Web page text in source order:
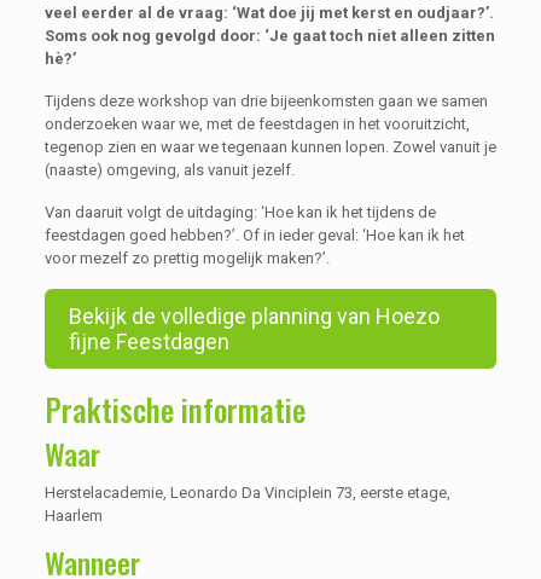
veel eerder al de vraag: ‘Wat doe jij met kerst en oudjaar?’.
Soms ook nog gevolgd door: ‘Je gaat toch niet alleen zitten
hè?’
Tijdens deze workshop van drie bijeenkomsten gaan we samen
onderzoeken waar we, met de feestdagen in het vooruitzicht,
tegenop zien en waar we tegenaan kunnen lopen. Zowel vanuit je
(naaste) omgeving, als vanuit jezelf.
Van daaruit volgt de uitdaging: ‘Hoe kan ik het tijdens de
feestdagen goed hebben?’. Of in ieder geval: ‘Hoe kan ik het
voor mezelf zo prettig mogelijk maken?’.
Bekijk de volledige planning van Hoezo
fijne Feestdagen
Praktische informatie
Waar
Herstelacademie, Leonardo Da Vinciplein 73, eerste etage,
Haarlem
Wanneer